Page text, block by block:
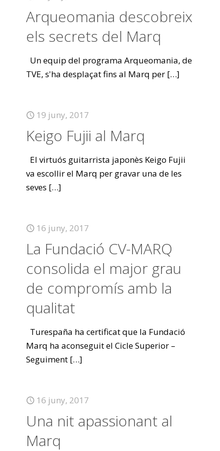
Arqueomania descobreix
els secrets del Marq
Un equip del programa Arqueomania, de
TVE, s'ha desplaçat fins al Marq per […]
19 juny, 2017
Keigo Fujii al Marq
El virtuós guitarrista japonès Keigo Fujii
va escollir el Marq per gravar una de les
seves […]
16 juny, 2017
La Fundació CV-MARQ
consolida el major grau
de compromís amb la
qualitat
Turespaña ha certificat que la Fundació
Marq ha aconseguit el Cicle Superior –
Seguiment […]
16 juny, 2017
Una nit apassionant al
Marq